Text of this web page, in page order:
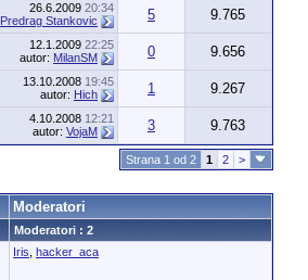
26.6.2009 20:34
Predrag Stankovic 5
9.765
12.1.2009 22:25
autor: MilanSM 0
9.656
13.10.2008 19:45
autor: Hich 1
9.267
4.10.2008 12:21
autor: VojaM 3 9.763
Strana 1 od 2 1 2 >
Moderatori
Moderatori : 2
Iris hacker_aca